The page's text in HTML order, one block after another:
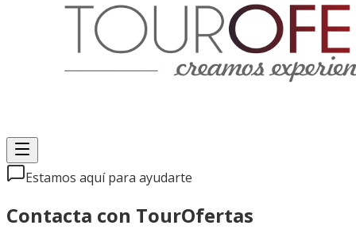
Estamos aquí para ayudarte
Contacta con TourOfertas